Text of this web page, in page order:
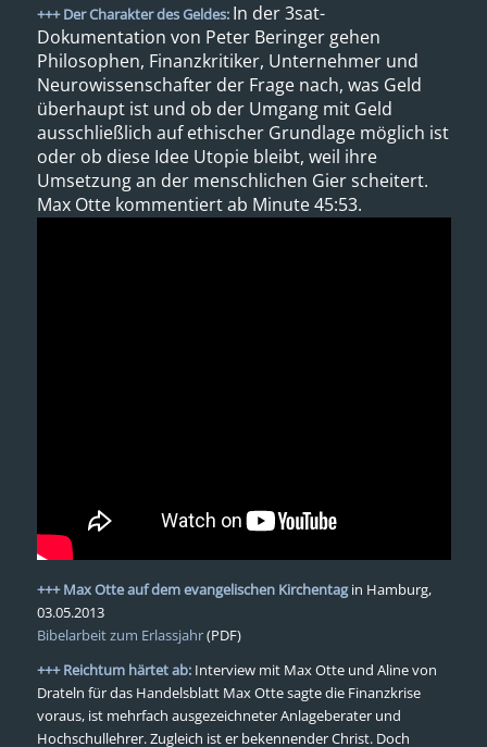
+++ Der Charakter des Geldes: In der 3sat-
Dokumentation von Peter Beringer gehen
Philosophen, Finanzkritiker, Unternehmer und
Neurowissenschafter der Frage nach, was Geld
überhaupt ist und ob der Umgang mit Geld
ausschließlich auf ethischer Grundlage möglich ist
oder ob diese Idee Utopie bleibt, weil ihre
Umsetzung an der menschlichen Gier scheitert.
Max Otte kommentiert ab Minute 45:53.
+++ Max Otte auf dem evangelischen Kirchentagin Hamburg,
03.05.2013
Bibelarbeit zum Erlassjahr(PDF)
+++ Reichtum härtet ab: Interview mit Max Otte und Aline von
Drateln für das Handelsblatt Max Otte sagte die Finanzkrise
voraus, ist mehrfach ausgezeichneter Anlageberater und
Hochschullehrer. Zugleich ist er bekennender Christ. Doch